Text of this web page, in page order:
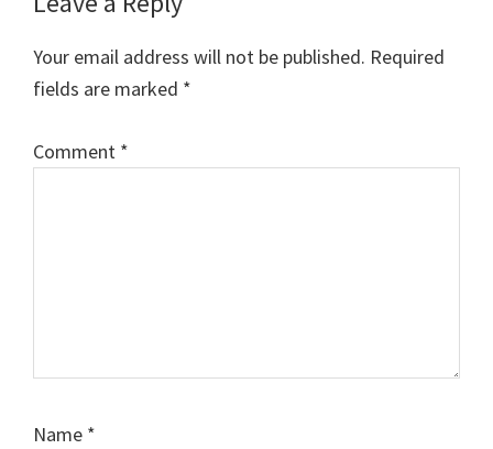
Your email address will not be published. Required
fields are marked *
Comment *
Name *